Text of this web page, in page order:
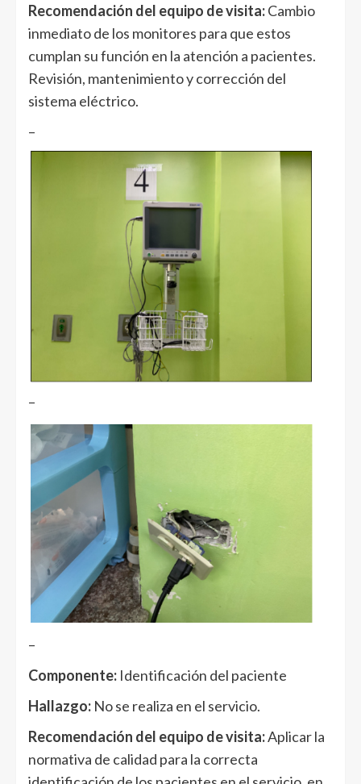
Recomendación del equipo de visita:Cambio
inmediato de los monitores para que estos
cumplan su función en la atención a pacientes.
Revisión, mantenimiento y corrección del
sistema eléctrico.
–
–
–
Componente: Identificación del paciente
Hallazgo: No se realiza en el servicio.
Recomendación del equipo de visita:Aplicar la
normativa de calidad para la correcta